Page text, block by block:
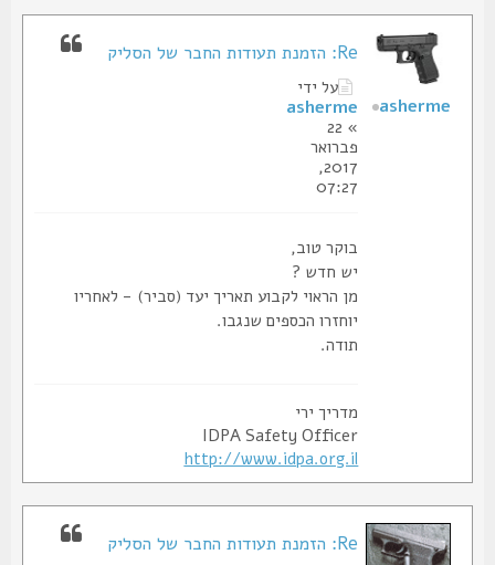
Re: הזמנת תעודות החבר של הסליק
על ידי
asherme
פברואר
2017,
07:27
בוקר טוב,
יש חדש ?
מן הראוי לקבוע תאריך יעד (סביר) - לאחריו
יוחזרו הכספים שנגבו.
תודה.
מדריך ירי
IDPA Safety Officer
http://www.idpa.org.il
asherme
Re: הזמנת תעודות החבר של הסליק